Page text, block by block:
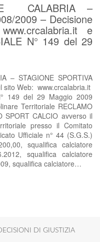
CALABRIA –
2009 – Decisione
e
N° 149 del 29
– STAGIONE SPORTIVA
sito Web: www.crcalabria.it
149 del 29 Maggio 2009
Territoriale RECLAMO
SPORT CALCIO avverso il
presso il Comitato
Ufficiale n° 44 (S.G.S.)
squalifica calciatore
squalifica calciatore
squalifica calciatore…
DI GIUSTIZIA